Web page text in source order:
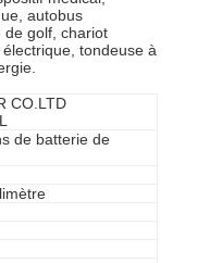
autobus
de golf, chariot
tondeuse à
CO.LTD
de batterie de